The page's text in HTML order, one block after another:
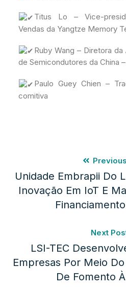
Titus Lo – Vice-
Vendas da Yangtze Memory
Ruby Wang – Diretora
de Semicondutores da China
Paulo Guey Chien –
comitiva
Unidade Embrapii Do
Inovação Em IoT E
Next
LSI-TEC
Empresas Por Meio
De Fomento